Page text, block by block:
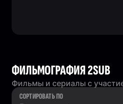
ФИЛЬМОГРАФИЯ 2SUB
Фильмы и сериалы с
СОРТИРОВАТЬ ПО